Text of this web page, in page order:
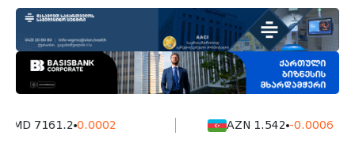
7161.2 0.0002 AZN 1.542 -0.0006